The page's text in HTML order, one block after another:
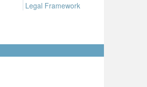
Legal Framework